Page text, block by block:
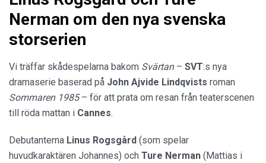
Nerman om den nya svenska
storserien
Vi träffar skådespelarna bakom Svärtan– SVT:s nya
dramaserie baserad på John Ajvide Lindqvists roman
Sommaren 1985– för att prata om resan från teaterscenen
till röda mattan i Cannes.
Debutanterna Linus Rogsgård (som spelar
huvudkaraktären Johannes) och Ture Nerman (Mattias i